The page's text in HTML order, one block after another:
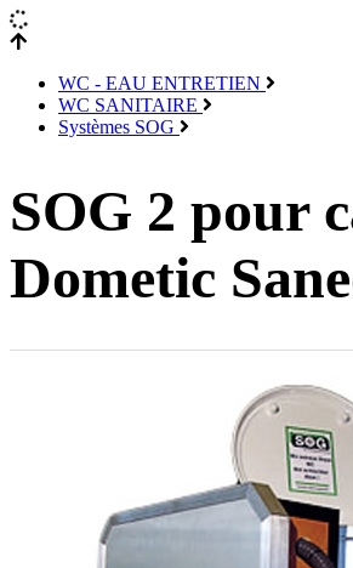
WC - EAU ENTRETIEN
WC SANITAIRE
Systèmes SOG
SOG 2 pour
Dometic